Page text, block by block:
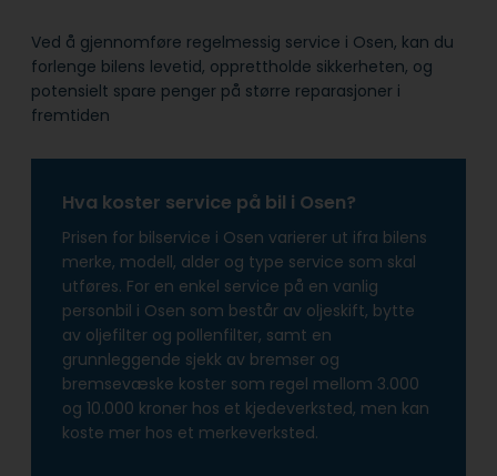
Ved å gjennomføre regelmessig service i Osen, kan du
forlenge bilens levetid, opprettholde sikkerheten, og
potensielt spare penger på større reparasjoner i
fremtiden
Hva koster service på bil i Osen?
Prisen for bilservice i Osen varierer ut ifra bilens
merke, modell, alder og type service som skal
utføres. For en enkel service på en vanlig
personbil i Osen som består av oljeskift, bytte
av oljefilter og pollenfilter, samt en
grunnleggende sjekk av bremser og
bremsevæske koster som regel mellom 3.000
og 10.000 kroner hos et kjedeverksted, men kan
koste mer hos et merkeverksted.